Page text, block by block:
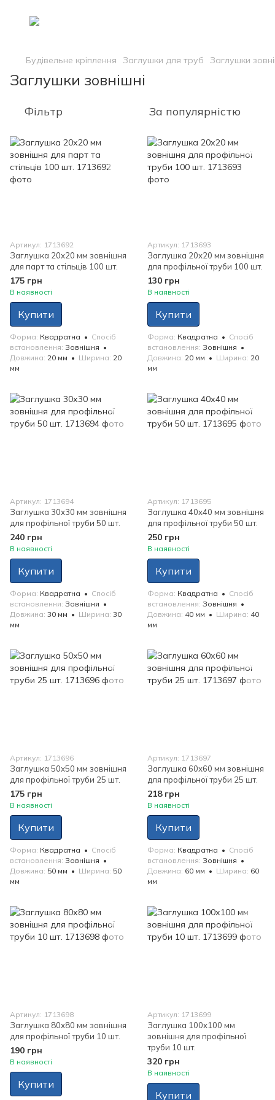
Будівельне кріплення Заглушки для труб Заглушки
Заглушки зовнішні
Фільтр За популярністю
Артикул: 1713692
Заглушка 20х20 мм зовнішня
для парт та стільців 100 шт.
175 грн
В наявності
Купити
Форма Квадратна
Спосіб
встановлення Зовнішня
Довжина 20 мм Ширина 20
мм
Артикул: 1713693
Заглушка 20х20 мм зовнішня
для профільної труби 100 шт.
130 грн
В наявності
Купити
Форма Квадратна
Спосіб
встановлення Зовнішня
Довжина 20 мм Ширина 20
мм
Артикул: 1713694
Заглушка 30х30 мм зовнішня
для профільної труби 50 шт.
240 грн
В наявності
Купити
Форма Квадратна
Спосіб
встановлення Зовнішня
Довжина 30 мм Ширина 30
мм
Артикул: 1713695
Заглушка 40х40 мм зовнішня
для профільної труби 50 шт.
250 грн
В наявності
Купити
Форма Квадратна
Спосіб
встановлення Зовнішня
Довжина 40 мм Ширина 40
мм
Артикул: 1713696
Заглушка 50х50 мм зовнішня
для профільної труби 25 шт.
175 грн
В наявності
Купити
Форма Квадратна
Спосіб
встановлення Зовнішня
Довжина 50 мм Ширина 50
мм
Артикул: 1713697
Заглушка 60х60 мм зовнішня
для профільної труби 25 шт.
218 грн
В наявності
Купити
Форма Квадратна
Спосіб
встановлення Зовнішня
Довжина 60 мм Ширина 60
мм
Артикул: 1713698
Заглушка 80х80 мм зовнішня
для профільної труби 10 шт.
190 грн
В наявності
Купити
Артикул: 1713699
Заглушка 100х100 мм
зовнішня для профільної
труби 10 шт.
320 грн
В наявності
Купити